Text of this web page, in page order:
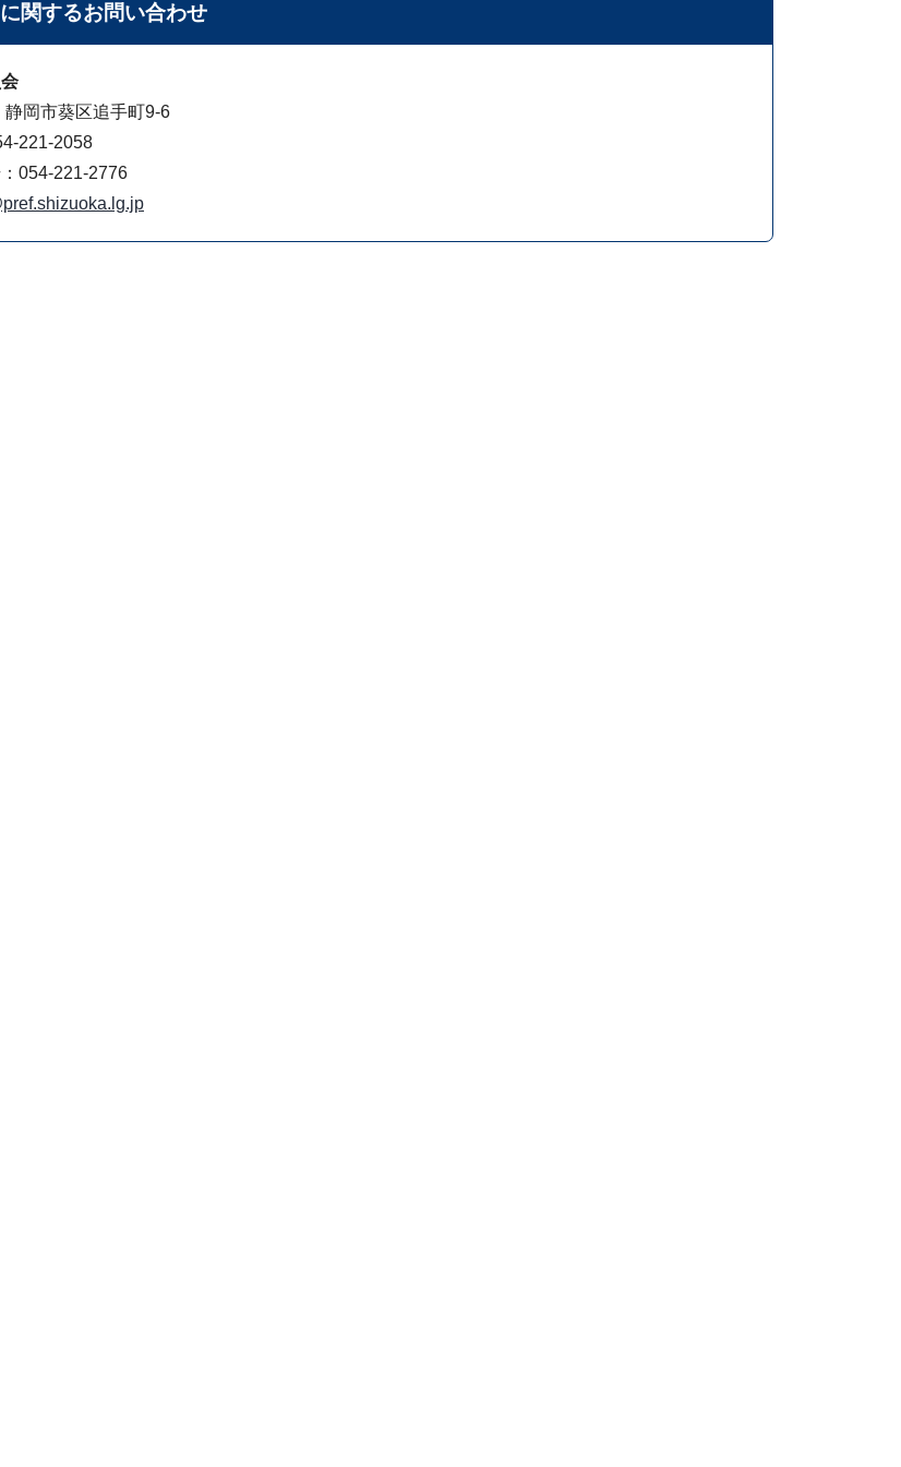
関するお問い合わせ
岡市葵区追手町9-6
221-2058
054-221-2776